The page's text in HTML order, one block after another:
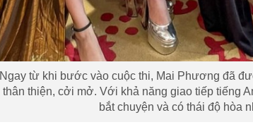
Ngay từ khi bước vào cuộc thi, Mai Phương đã
thân thiện, cởi mở. Với khả năng giao tiếp tiếng
bắt chuyện và có thái độ hòa